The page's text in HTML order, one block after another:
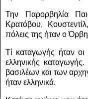
Την Παρορβηλία
Κρατόβου,
πόλεις της ήταν ο
Τί καταγωγής ήταν
ελληνικής καταγωγής.
βασιλέων και των
ήταν ελληνικά.